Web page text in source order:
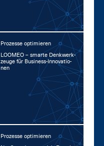
Prozesse optimieren
LOO­MEO – smar­te Denk­werk­
zeu­ge für Busi­ness-In­no­va­tio­
nen
Prozesse optimieren